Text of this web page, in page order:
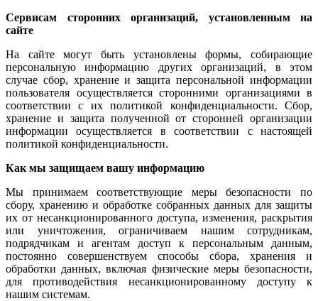
Сервисам сторонних организаций, установленным на
сайте
На сайте могут быть установлены формы, собирающие
персональную информацию других организаций, в этом
случае сбор, хранение и защита персональной информации
пользователя осуществляется сторонними организациями в
соответствии с их политикой конфиденциальности. Сбор,
хранение и защита полученной от сторонней организации
информации осуществляется в соответствии с настоящей
политикой конфиденциальности.
Как мы защищаем вашу информацию
Мы принимаем соответствующие меры безопасности по
сбору, хранению и обработке собранных данных для защиты
их от несанкционированного доступа, изменения, раскрытия
или уничтожения, ограничиваем нашим сотрудникам,
подрядчикам и агентам доступ к персональным данным,
постоянно совершенствуем способы сбора, хранения и
обработки данных, включая физические меры безопасности,
для противодействия несанкционированному доступу к
нашим системам.